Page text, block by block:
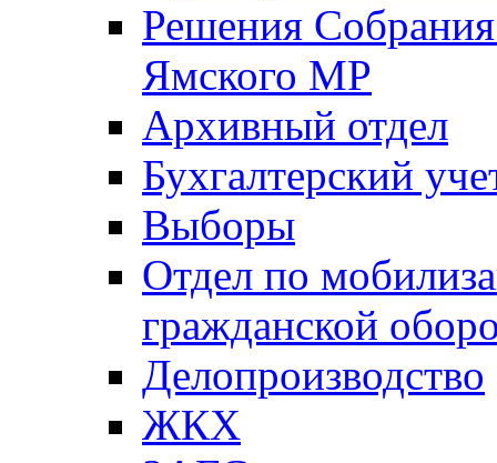
Решения
Ямского МР
Архивный отдел
Бухгалтерский
Выборы
Отдел по
гражданской
Делопроизводство
ЖКХ